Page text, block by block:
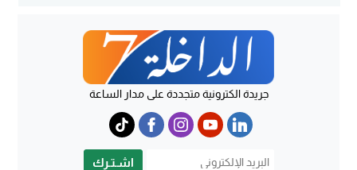
جريدة الكترونية متجددة على مدار الساعة
اشـتـرك